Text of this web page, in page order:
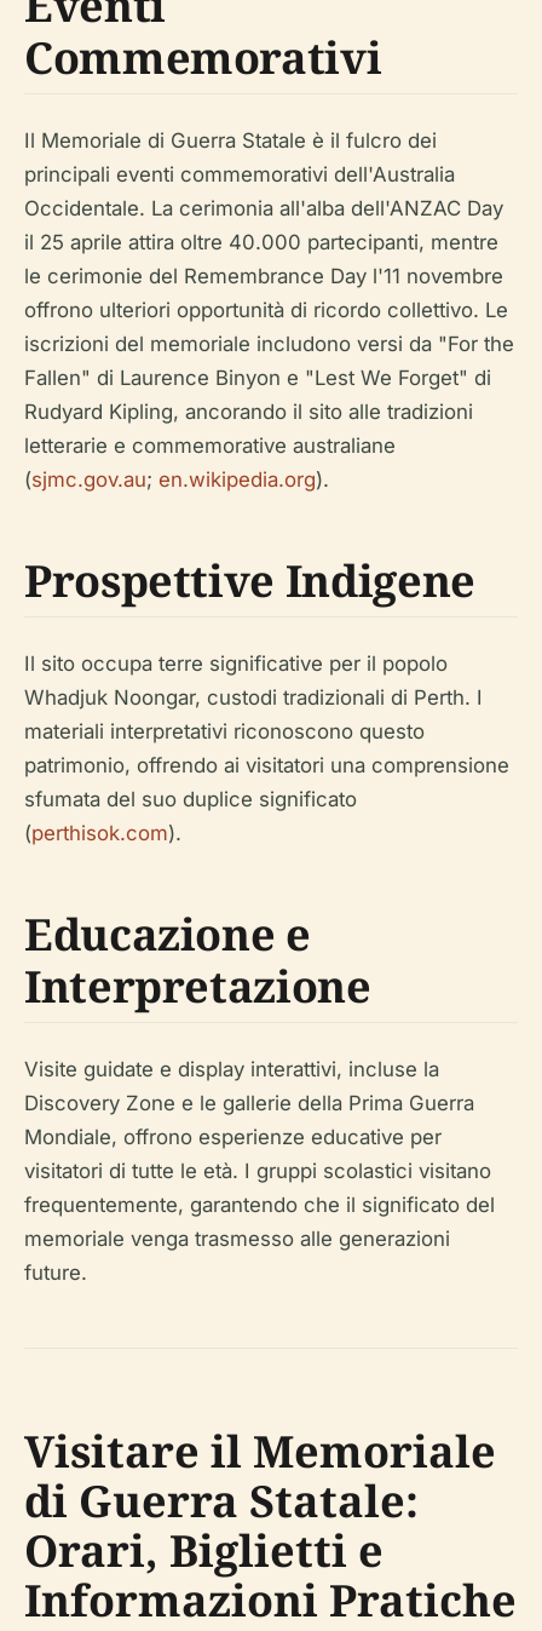
Commemorativi
Il Memoriale di Guerra Statale è il fulcro dei
principali eventi commemorativi dell'Australia
Occidentale. La cerimonia all'alba dell'ANZAC Day
il 25 aprile attira oltre 40.000 partecipanti, mentre
le cerimonie del Remembrance Day l'11 novembre
offrono ulteriori opportunità di ricordo collettivo. Le
iscrizioni del memoriale includono versi da "For the
Fallen" di Laurence Binyon e "Lest We Forget" di
Rudyard Kipling, ancorando il sito alle tradizioni
letterarie e commemorative australiane
(sjmc.gov.au; en.wikipedia.org).
Prospettive Indigene
Il sito occupa terre significative per il popolo
Whadjuk Noongar, custodi tradizionali di Perth. I
materiali interpretativi riconoscono questo
patrimonio, offrendo ai visitatori una comprensione
sfumata del suo duplice significato
(perthisok.com).
Educazione e
Interpretazione
Visite guidate e display interattivi, incluse la
Discovery Zone e le gallerie della Prima Guerra
Mondiale, offrono esperienze educative per
visitatori di tutte le età. I gruppi scolastici visitano
frequentemente, garantendo che il significato del
memoriale venga trasmesso alle generazioni
future.
Visitare il Memoriale
di Guerra Statale:
Orari, Biglietti e
Informazioni Pratiche